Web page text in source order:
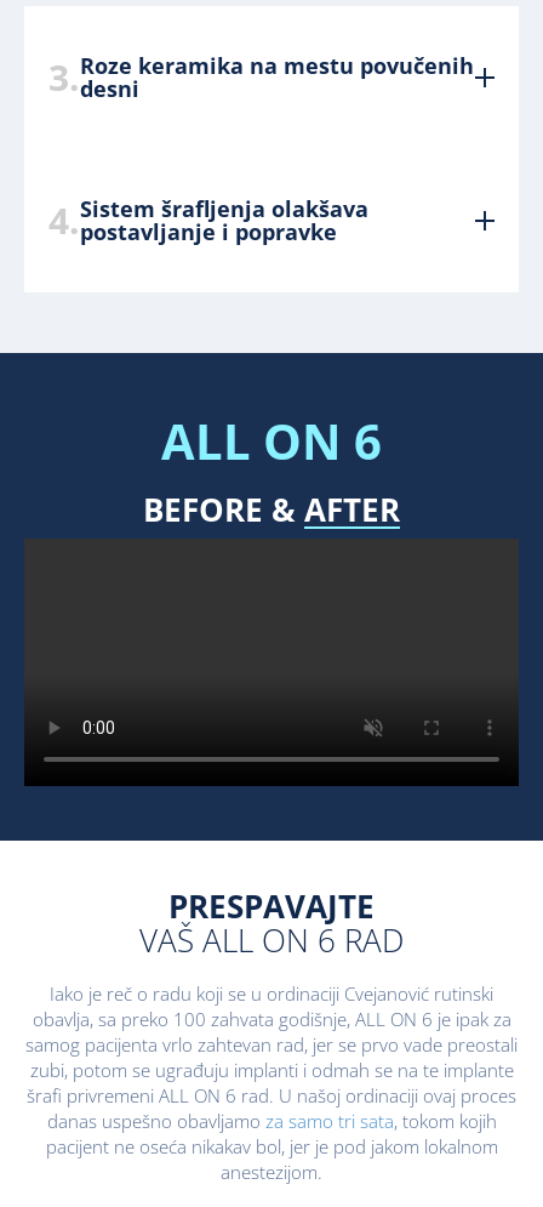
3.Roze keramika na mestu povučenih
desni
4.Sistem šrafljenja olakšava
postavljanje i popravke
ALL ON 6
BEFORE &AFTER
PRESPAVAJTE
VAŠ ALL ON 6 RAD
Iako je reč o radu koji se u ordinaciji Cvejanović rutinski
obavlja, sa preko 100 zahvata godišnje, ALL ON 6 je ipak za
samog pacijenta vrlo zahtevan rad, jer se prvo vade preostali
zubi, potom se ugrađuju implanti i odmah se na te implante
šrafi privremeni ALL ON 6 rad. U našoj ordinaciji ovaj proces
danas uspešno obavljamo za samo tri sata, tokom kojih
pacijent ne oseća nikakav bol, jer je pod jakom lokalnom
anestezijom.